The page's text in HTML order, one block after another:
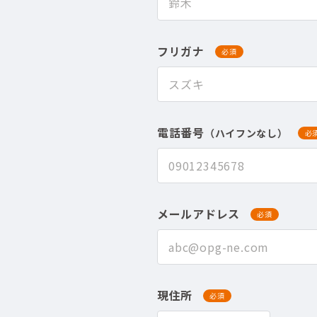
フリガナ 必須
電話番号 （ハイフンなし） 必
メールアドレス 必須
現住所 必須